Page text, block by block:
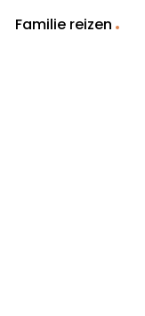
Familie reizen